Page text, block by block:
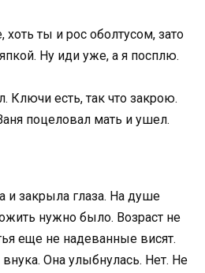
хоть ты и рос оболтусом, зато
Ну иди уже, а я посплю.
Ключи есть, так что закрою.
поцеловал мать и ушел.
и закрыла глаза. На душе
нужно было. Возраст не
еще не надеванные висят.
Она улыбнулась. Нет. Не